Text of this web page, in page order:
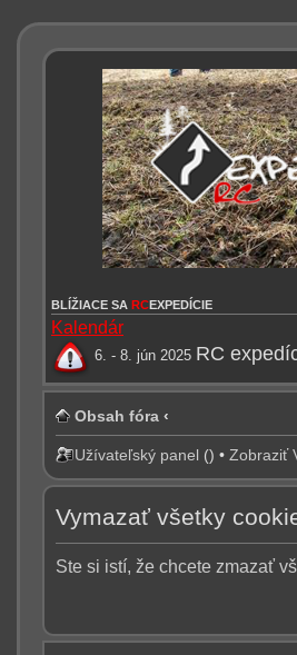
BLÍŽIACE SA RCEXPEDÍCIE
Kalendár
6. - 8. jún 2025 RC
Obsah fóra ‹
Užívateľský panel () • Zobraziť
Vymazať všetky
Ste si istí, že chcete zmazať